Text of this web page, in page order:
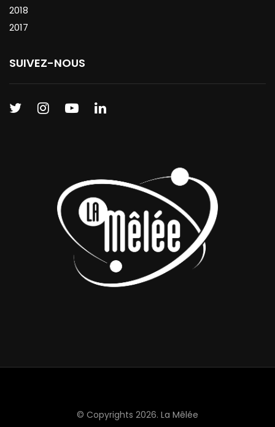
2018
2017
SUIVEZ-NOUS
© Copyrights 2026. La Mêlée